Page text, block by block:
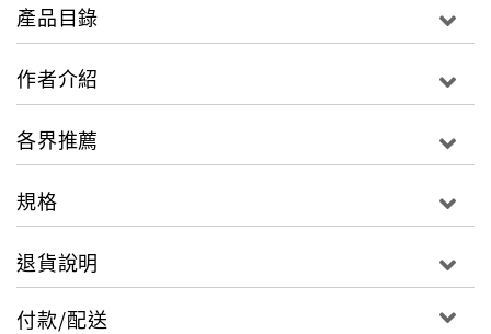
那一年間的書寫，身心確實備受煎熬……往事紛擾糾
一個被扭曲的時代︰在那時代的行進中被扭曲的人性，
裡同行的友人︰涉及「民主台灣聯盟」案的畫家吳耀
忠，以及中輟的醫科生陳述孔（單槓），早已走完了灰
暗的人生；涉及「密告」的楊蔚，也在二○○四年九月病
逝印尼東爪哇農村。
產品目錄
作者介紹
各界推薦
規格
退貨說明
付款/配送